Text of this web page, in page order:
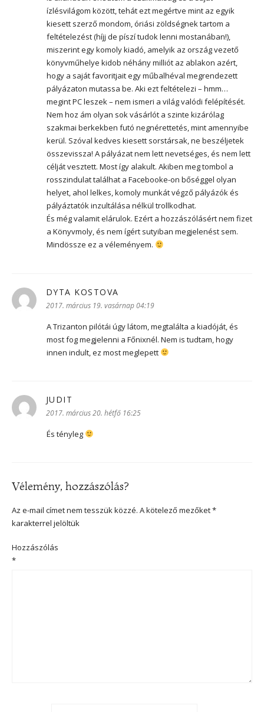
ízlésvilágom között, tehát ezt megértve mint az egyik
kiesett szerző mondom, óriási zöldségnek tartom a
feltételezést (híjj de píszí tudok lenni mostanában!),
miszerint egy komoly kiadó, amelyik az ország vezető
könyvműhelye kidob néhány milliót az ablakon azért,
hogy a saját favoritjait egy műbalhéval megrendezett
pályázaton mutassa be. Aki ezt feltételezi – hmm…
megint PC leszek – nem ismeri a világ valódi felépítését.
Nem hoz ám olyan sok vásárlót a szinte kizárólag
szakmai berkekben futó negnérettetés, mint amennyibe
kerül. Szóval kedves kiesett sorstársak, ne beszéljetek
összevissza! A pályázat nem lett nevetséges, és nem lett
célját vesztett. Most így alakult. Akiben meg tombol a
rosszindulat találhat a Facebooke-on bőséggel olyan
helyet, ahol lelkes, komoly munkát végző pályázók és
pályáztatók inzultálása nélkül trollkodhat.
És még valamit elárulok. Ezért a hozzászólásért nem fizet
a Könyvmoly, és nem ígért sutyiban megjelenést sem.
Mindössze ez a véleményem.
DYTA KOSTOVA
2017. március 19. vasárnap 04:19
A Trizanton pilótái úgy látom, megtalálta a kiadóját, és
most fog megjelenni a Főnixnél. Nem is tudtam, hogy
innen indult, ez most meglepett
JUDIT
2017. március 20. hétfő 16:25
És tényleg
Vélemény, hozzászólás?
Az e-mail címet nem tesszük közzé. A kötelező mezőket*
karakterrel jelöltük
Hozzászólás
*